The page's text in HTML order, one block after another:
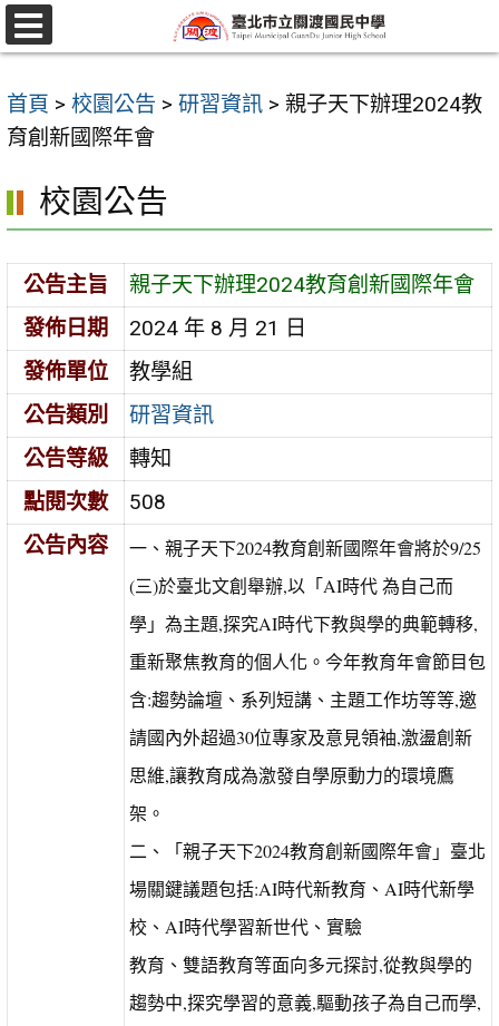
跳
至
要
內
區
選
單
首頁 > 校園公告 > 研習資訊 > 親子天下辦理2024教
育創新國際年會
校園公告
公告主旨
親子天下辦理2024教育創新國際年會
發佈日期
2024 年 8 月 21 日
發佈單位
教學組
公告類別
研習資訊
公告等級
轉知
點閱次數
508
公告內容
一、親子天下2024教育創新國際年會將於9/25
(三)於臺北文創舉辦,以「AI時代 為自己而
學」為主題,探究AI時代下教與學的典範轉移,
重新聚焦教育的個人化。今年教育年會節目包
含:趨勢論壇、系列短講、主題工作坊等等,邀
請國內外超過30位專家及意見領袖,激盪創新
思維,讓教育成為激發自學原動力的環境鷹
架。
二、「親子天下2024教育創新國際年會」臺北
場關鍵議題包括:AI時代新教育、AI時代新學
校、AI時代學習新世代、實驗
教育、雙語教育等面向多元探討,從教與學的
趨勢中,探究學習的意義,驅動孩子為自己而學,